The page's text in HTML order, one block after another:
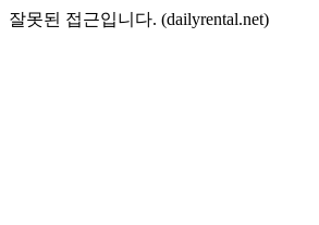
잘못된 접근입니다. (dailyrental.net)